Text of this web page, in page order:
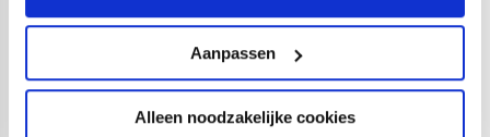
Aanpassen
Alleen noodzakelijke cookies